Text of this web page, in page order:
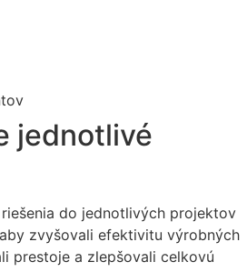
jednotlivé
do jednotlivých projektov
zvyšovali efektivitu výrobných
prestoje a zlepšovali celkovú